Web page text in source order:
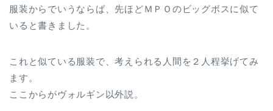
服装からでいうならば、先ほどＭＰＯのビッグボスに似て
いると書きました。
これと似ている服装で、考えられる人間を２人程挙げてみ
ます。
ここからがヴォルギン以外説。